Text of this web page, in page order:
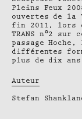
Pleins Feux
ouvertes de
fin 2011, lors
TRANS n°2
passage
différentes
plus de dix
Auteur
Stefan